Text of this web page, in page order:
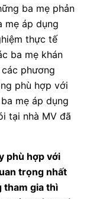
ba mẹ phản
mẹ áp dụng
thực tế
ba mẹ khán
phương
phù hợp với
mẹ áp dụng
tại nhà MV đã
phù hợp với
trọng nhất
tham gia thì